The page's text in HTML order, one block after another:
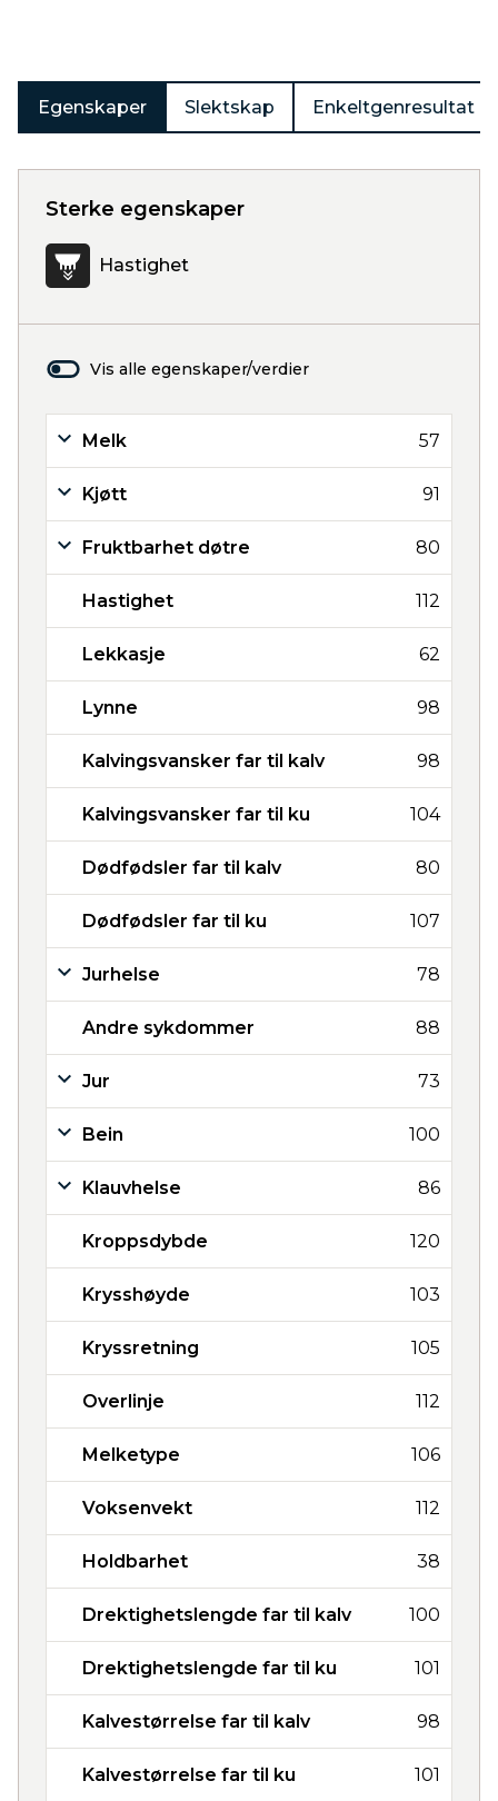
Egenskaper Slektskap Enkeltgenresultat
Sterke egenskaper
Hastighet
Vis alle egenskaper/verdier
Melk 57
Kjøtt 91
Fruktbarhet døtre 80
Hastighet 112
Lekkasje 62
Lynne 98
Kalvingsvansker far til kalv 98
Kalvingsvansker far til ku 104
Dødfødsler far til kalv 80
Dødfødsler far til ku 107
Jurhelse 78
Andre sykdommer 88
Jur 73
Bein 100
Klauvhelse 86
Kroppsdybde 120
Krysshøyde 103
Kryssretning 105
Overlinje 112
Melketype 106
Voksenvekt 112
Holdbarhet 38
Drektighetslengde far til kalv 100
Drektighetslengde far til ku 101
Kalvestørrelse far til kalv 98
Kalvestørrelse far til ku 101